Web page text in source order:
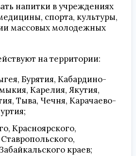
напитки в учреждениях
спорта, культуры,
массовых молодежных
на территории:
Бурятия, Кабардино-
Карелия, Якутия,
Тыва, Чечня, Карачаево-
Красноярского,
краев;